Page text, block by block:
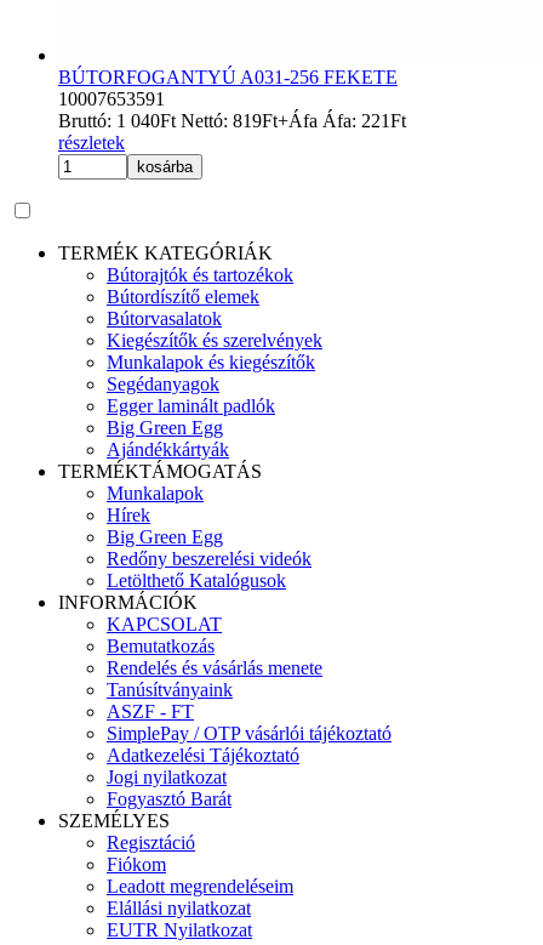
BÚTORFOGANTYÚ A031-256 FEKETE
10007653591
Bruttó: 1 040Ft Nettó: 819Ft+Áfa Áfa: 221Ft
részletek
kosárba
TERMÉK KATEGÓRIÁK
Bútorajtók és tartozékok
Bútordíszítő elemek
Bútorvasalatok
Kiegészítők és szerelvények
Munkalapok és kiegészítők
Segédanyagok
Egger laminált padlók
Big Green Egg
Ajándékkártyák
TERMÉKTÁMOGATÁS
Munkalapok
Hírek
Big Green Egg
Redőny beszerelési videók
Letölthető Katalógusok
INFORMÁCIÓK
KAPCSOLAT
Bemutatkozás
Rendelés és vásárlás menete
Tanúsítványaink
ASZF - FT
SimplePay / OTP vásárlói tájékoztató
Adatkezelési Tájékoztató
Jogi nyilatkozat
Fogyasztó Barát
SZEMÉLYES
Regisztáció
Fiókom
Leadott megrendeléseim
Elállási nyilatkozat
EUTR Nyilatkozat